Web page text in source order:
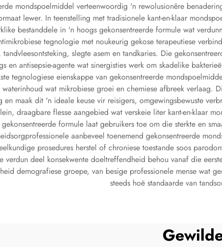
mondspoelmiddel verteenwoordig 'n rewolusionêre
lewer. In teenstelling met tradisionele kant-en-klaar
bestanddele in 'n hoogs gekonsentreerde formule wat
tegnologie met noukeurig gekose terapeutiese
slegte asem en tandkaries. Die
en antisepsie-agente wat sinergisties werk om skadelike
tegnologiese eienskappe van gekonsentreerde
wat mikrobiese groei en chemiese afbreek verlaag.
en maak dit 'n ideale keuse vir reisigers, omgewingsbewuste
draagbare flesse aangebied wat verskeie liter kant-en-klaar
formule laat gebruikers toe om die sterkte en
aanbeveel toenemend gekonsentreerde
prosedures herstel of chroniese toestande soos
verdun deel konsekwente doeltreffendheid behou vanaf die
demografiese groepe, van besige professionele mense wat
steeds hoë standaarde van